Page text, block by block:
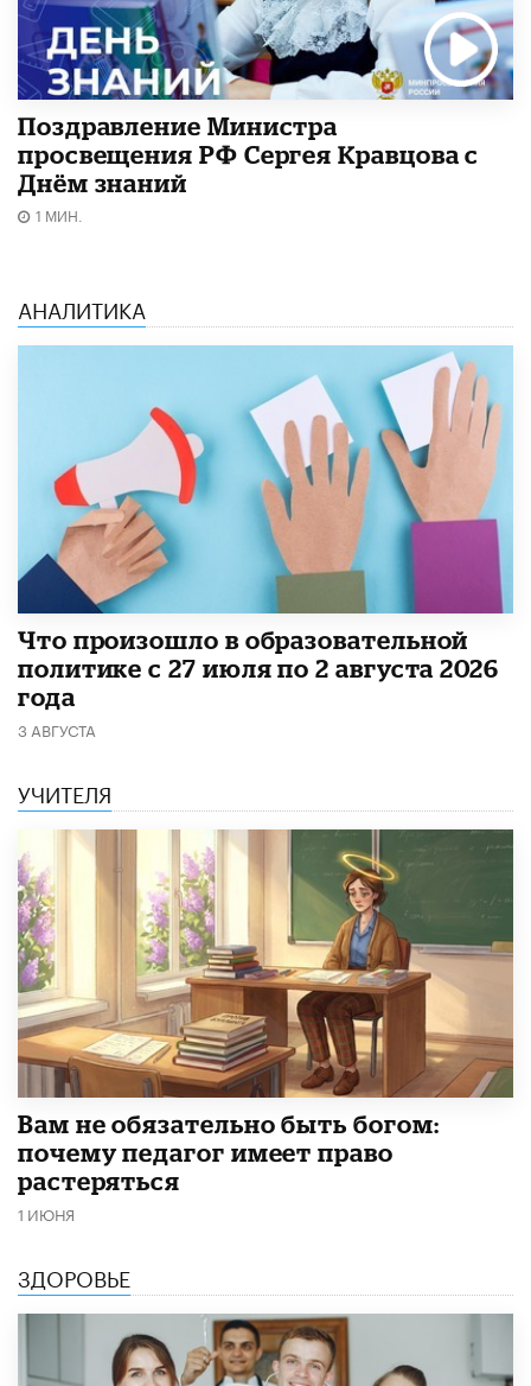
Поздравление Министра
просвещения РФ Сергея Кравцова с
Днём знаний
1 МИН.
АНАЛИТИКА
​Что произошло в образовательной
политике с 27 июля по 2 августа 2026
года
3 АВГУСТА
УЧИТЕЛЯ
​Вам не обязательно быть богом:
почему педагог имеет право
растеряться
1 ИЮНЯ
ЗДОРОВЬЕ